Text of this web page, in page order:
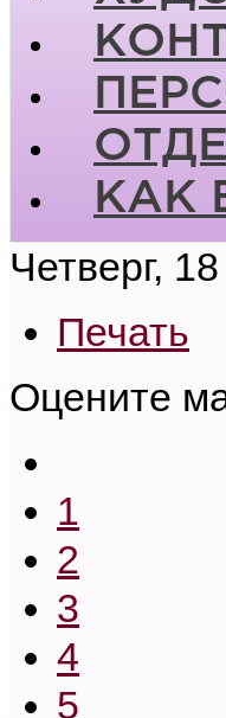
КАК
Четверг,
Печать
Оцените
1
2
3
4
5